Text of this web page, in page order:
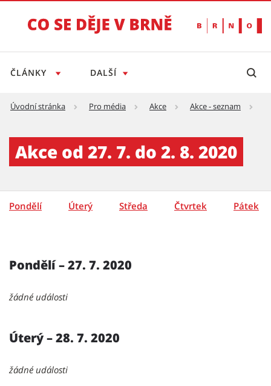
ČLÁNKY DALŠÍ
Úvodní stránka Pro média Akce Akce - seznam
Akce od 27. 7. do 2. 8. 2020
Pondělí Úterý Středa Čtvrtek Pátek
Pondělí – 27. 7. 2020
žádné události
Úterý – 28. 7. 2020
žádné události